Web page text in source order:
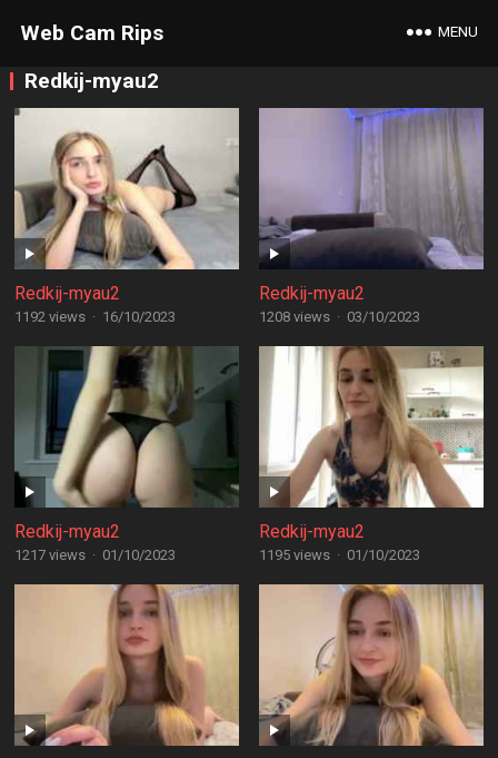
Web Cam Rips MENU
Redkij-myau2
Redkij-myau2
1192 views · 16/10/2023
Redkij-myau2
1208 views · 03/10/2023
Redkij-myau2
1217 views · 01/10/2023
Redkij-myau2
1195 views · 01/10/2023